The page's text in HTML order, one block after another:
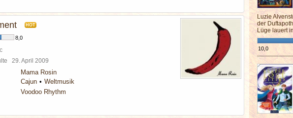
HOT
8,0
29. April 2009
Mama Rosin
Cajun
Weltmusik
Voodoo Rhythm
Luzie
der
Lüge lauert
10,0